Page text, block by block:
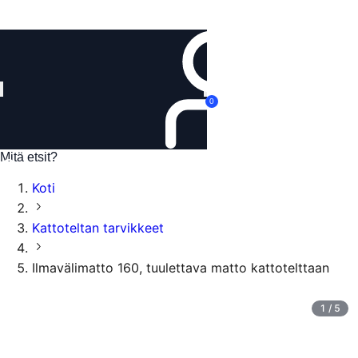
0
Koti
Kattoteltan tarvikkeet
Ilmavälimatto 160, tuulettava matto kattotelttaan
1 / 5